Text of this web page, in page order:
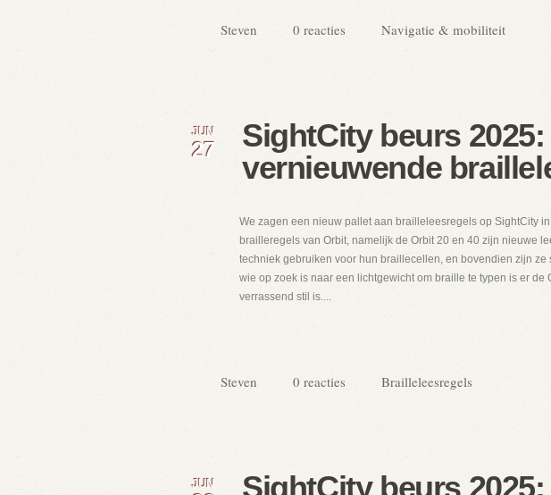
Steven 0 reacties Navigatie & mobiliteit
SightCity beurs 2025:
vernieuwende
JUN
27
We zagen een nieuw pallet aan brailleleesregels op SightCity in
brailleregels van Orbit, namelijk de Orbit 20 en 40 zijn nieuwe
techniek gebruiken voor hun braillecellen, en bovendien zijn ze
wie op zoek is naar een lichtgewicht om braille te typen is er de
verrassend stil is....
Steven 0 reacties Brailleleesregels
SightCity beurs
JUN